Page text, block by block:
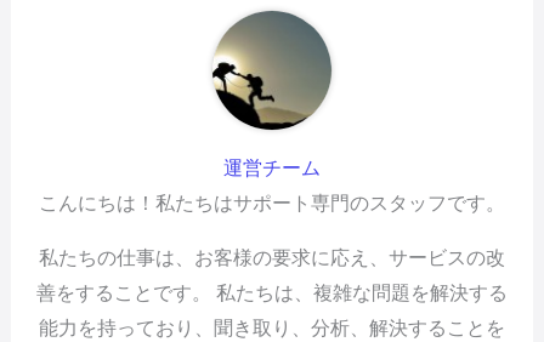
運営チーム
こんにちは！私たちはサポート専門のスタッフです。
私たちの仕事は、お客様の要求に応え、サービスの改
善をすることです。 私たちは、複雑な問題を解決する
能力を持っており、聞き取り、分析、解決することを